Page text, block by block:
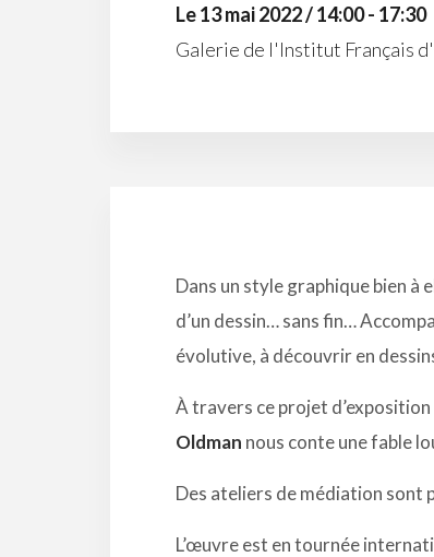
Le 13 mai 2022 / 14:00 - 17:30
Galerie de l'Institut Français
Dans un style graphique bien à
d’un dessin… sans fin…
évolutive, à découvrir en
À travers ce projet
Oldman nous conte une fable
Des ateliers de médiation sont
L’œuvre est en tournée